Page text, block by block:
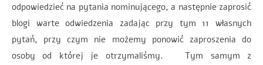
odpowiedzieć na pytania nominującego, a następnie zaprosić
blogi warte odwiedzenia zadając przy tym 11 własnych
pytań, przy czym nie możemy ponowić zaproszenia do
osoby od której je otrzymaliśmy. Tym samym z